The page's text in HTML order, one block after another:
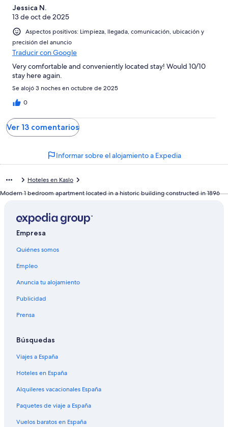
Jessica N.
13 de oct de 2025
Aspectos positivos: Limpieza, llegada, comunicación, ubicación y
precisión del anuncio
Traducir con Google
Very comfortable and conveniently located stay! Would 10/10
stay here again.
Se alojó 3 noches en octubre de 2025
0
Ver 13 comentarios
Informar sobre el alojamiento a Expedia
Hoteles en Kaslo
Modern 1 bedroom apartment located in a historic building constructed in 1896
Empresa
Quiénes somos
Empleo
Anuncia tu alojamiento
Publicidad
Prensa
Búsquedas
Viajes a España
Hoteles en España
Alquileres vacacionales España
Paquetes de viaje a España
Vuelos baratos en España